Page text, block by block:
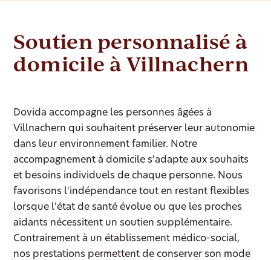
Soutien personnalisé à
domicile à Villnachern
Dovida accompagne les personnes âgées à
Villnachern qui souhaitent préserver leur autonomie
dans leur environnement familier. Notre
accompagnement à domicile s'adapte aux souhaits
et besoins individuels de chaque personne. Nous
favorisons l'indépendance tout en restant flexibles
lorsque l'état de santé évolue ou que les proches
aidants nécessitent un soutien supplémentaire.
Contrairement à un établissement médico-social,
nos prestations permettent de conserver son mode